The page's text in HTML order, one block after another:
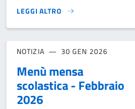
LEGGI ALTRO
MENÙ MENSA SCOLASTICA -
NOTIZIA 30 GEN 2026
Menù mensa
scolastica - Febbraio
2026